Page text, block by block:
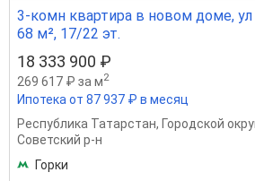
3-комн квартира в новом доме, ул
68 м², 17/22 эт.
18 333 900 ₽
269 617 ₽ за м2
Ипотека от 87 937 ₽ в месяц
Республика Татарстан, Городской
Советский р-н
Горки